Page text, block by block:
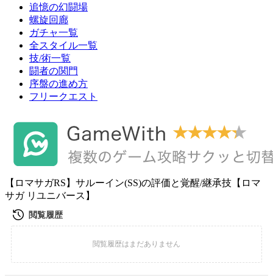
追憶の幻闘場
螺旋回廊
ガチャ一覧
全スタイル一覧
技/術一覧
闘者の関門
序盤の進め方
フリークエスト
【ロマサガRS】サルーイン(SS)の評価と覚醒/継承技【ロマ
サガ リユニバース】